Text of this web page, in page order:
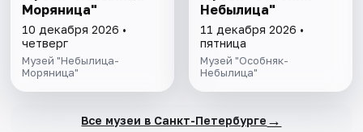
Моряница"
10 декабря 2026 •
четверг
Музей "Небылица-
Моряница"
Небылица"
11 декабря 2026 •
пятница
Музей "Особняк-
Небылица"
Все музеи в Санкт-Петербурге →